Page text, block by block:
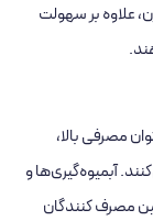
علاوه بر سهولت
مصرفی بالا،
آبمیوه‌گیری‌ها و
مصرف ‌کنندگان